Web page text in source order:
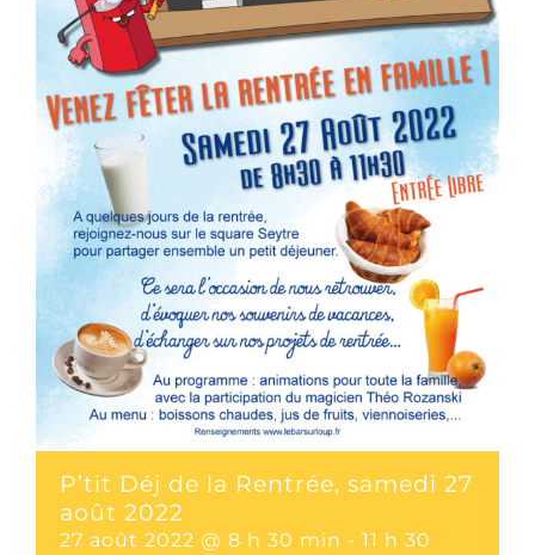
P’tit Déj de la Rentrée, samedi 27
août 2022
27 août 2022 @ 8 h 30 min - 11 h 30